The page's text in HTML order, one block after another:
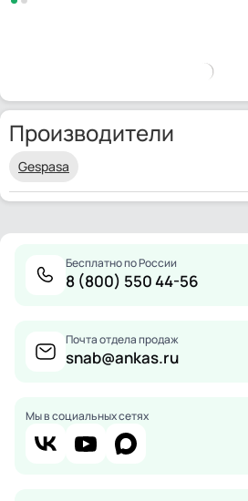
Производители
Gespasa
Бесплатно по России
8 (800) 550 44-56
Почта отдела продаж
snab@ankas.ru
Мы в социальных сетях